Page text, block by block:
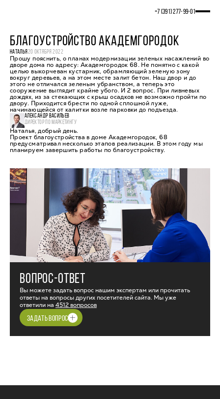
+7 (391) 277‒99‒01
БЛАГОУСТРОЙСТВО АКАДЕМГОРОДОК
НАТАЛЬЯ20 ОКТЯБРЯ 2022
Прошу пояснить, о планах модернизации зеленых насажлений во
дворе дома по адресу: Академгородок 68. Не понятно с какой
целью выкорчеван кустарник, обрамляющий зеленую зону
вокруг деревьев, а на этом месте залит бетон. Наш двор и до
этого не отличался зеленым убранством, а теперь это
сооружение выглядит крайне убого. И 2 вопрос. При ливневых
дождях, из за стекающих с крыш осадков не возможно пройти по
двору. Приходится брести по одной сплошной луже,
начинающейся от калитки возле парковки до подъезда.
АЛЕКСАНДР ВАСИЛЬЕВ
ДИРЕКТОР ПО МАРКЕТИНГУ
Наталья, добрый день.
Проект благоустройства в доме Академгородок, 68
предусматривал несколько этапов реализации. В этом году мы
планируем завершить работы по благоустройству.
ВОПРОС-ОТВЕТ
Вы можете задать вопрос нашим экспертам или прочитать
ответы на вопросы других посетителей сайта. Мы уже
ответили на 4512 вопросов
ЗАДАТЬ ВОПРОС